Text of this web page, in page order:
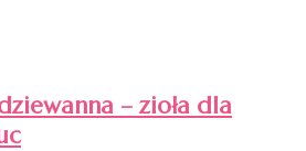
– zioła dla